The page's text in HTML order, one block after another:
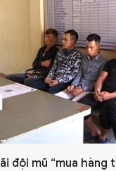
đội mũ “mua hàng